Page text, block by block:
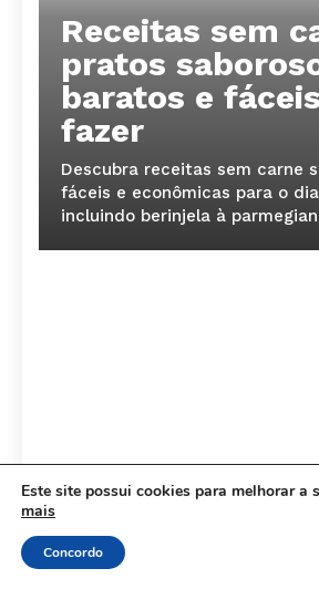
Receitas sem
pratos
baratos e
fazer
Descubra receitas sem carne
fáceis e econômicas para o
incluindo berinjela à
RECEITAS
Ovo para Massa Muscular: 5
Este site possui cookies para melhorar a
mais
Concordo